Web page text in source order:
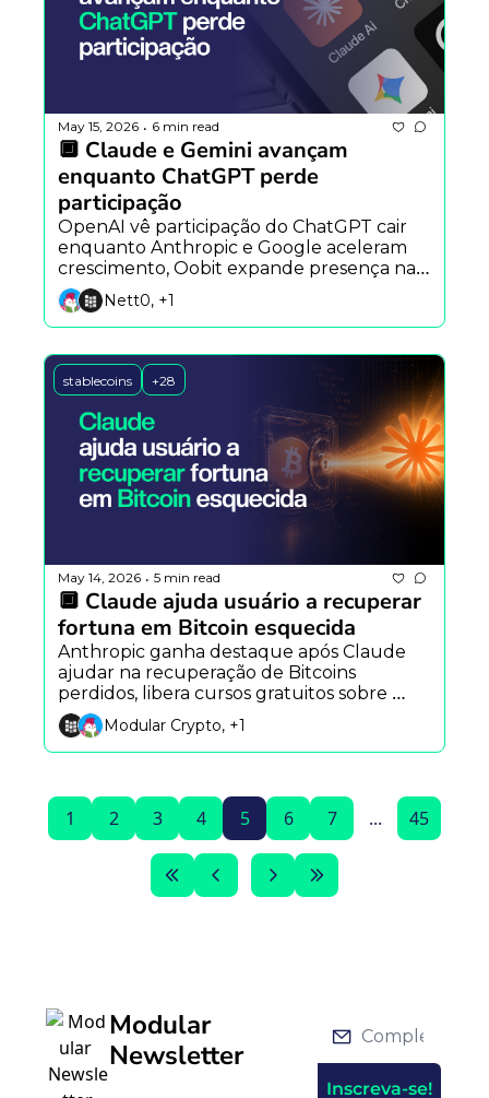
May 15, 2026 • 6 min read
🔲 Claude e Gemini avançam
enquanto ChatGPT perde
participação
OpenAI vê participação do ChatGPT cair
enquanto Anthropic e Google aceleram
crescimento, Oobit expande presença na
América Latina e estudo alerta sobre riscos
de agentes autônomos.
Nett0, +1
stablecoins +28
May 14, 2026 • 5 min read
🔲 Claude ajuda usuário a recuperar
fortuna em Bitcoin esquecida
Anthropic ganha destaque após Claude
ajudar na recuperação de Bitcoins
perdidos, libera cursos gratuitos sobre
agentes de IA e vê novo alerta surgir após
incidente envolvendo Grok.
Modular Crypto, +1
1 2 3 4 5 6 7 ... 45
Modular
Newsletter
Inscreva-se!